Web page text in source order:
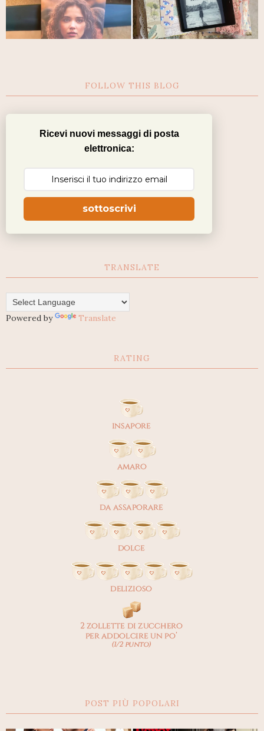
FOLLOW THIS BLOG
Ricevi nuovi messaggi di posta
elettronica:
sottoscrivi
TRANSLATE
Powered by Translate
RATING
POST PIÙ POPOLARI